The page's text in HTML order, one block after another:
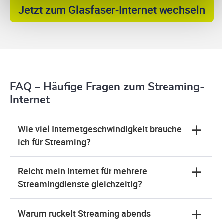
Jetzt zum Glasfaser-Internet wechseln
FAQ – Häufige Fragen zum Streaming-
Internet
Wie viel Internetgeschwindigkeit brauche
ich für Streaming?
Reicht mein Internet für mehrere
Streamingdienste gleichzeitig?
Warum ruckelt Streaming abends